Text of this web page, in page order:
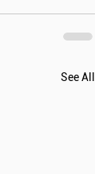
See All